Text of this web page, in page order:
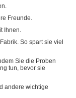
Freunde.
Ihnen.
So spart sie viel
Sie die Proben
tun, bevor sie
andere wichtige